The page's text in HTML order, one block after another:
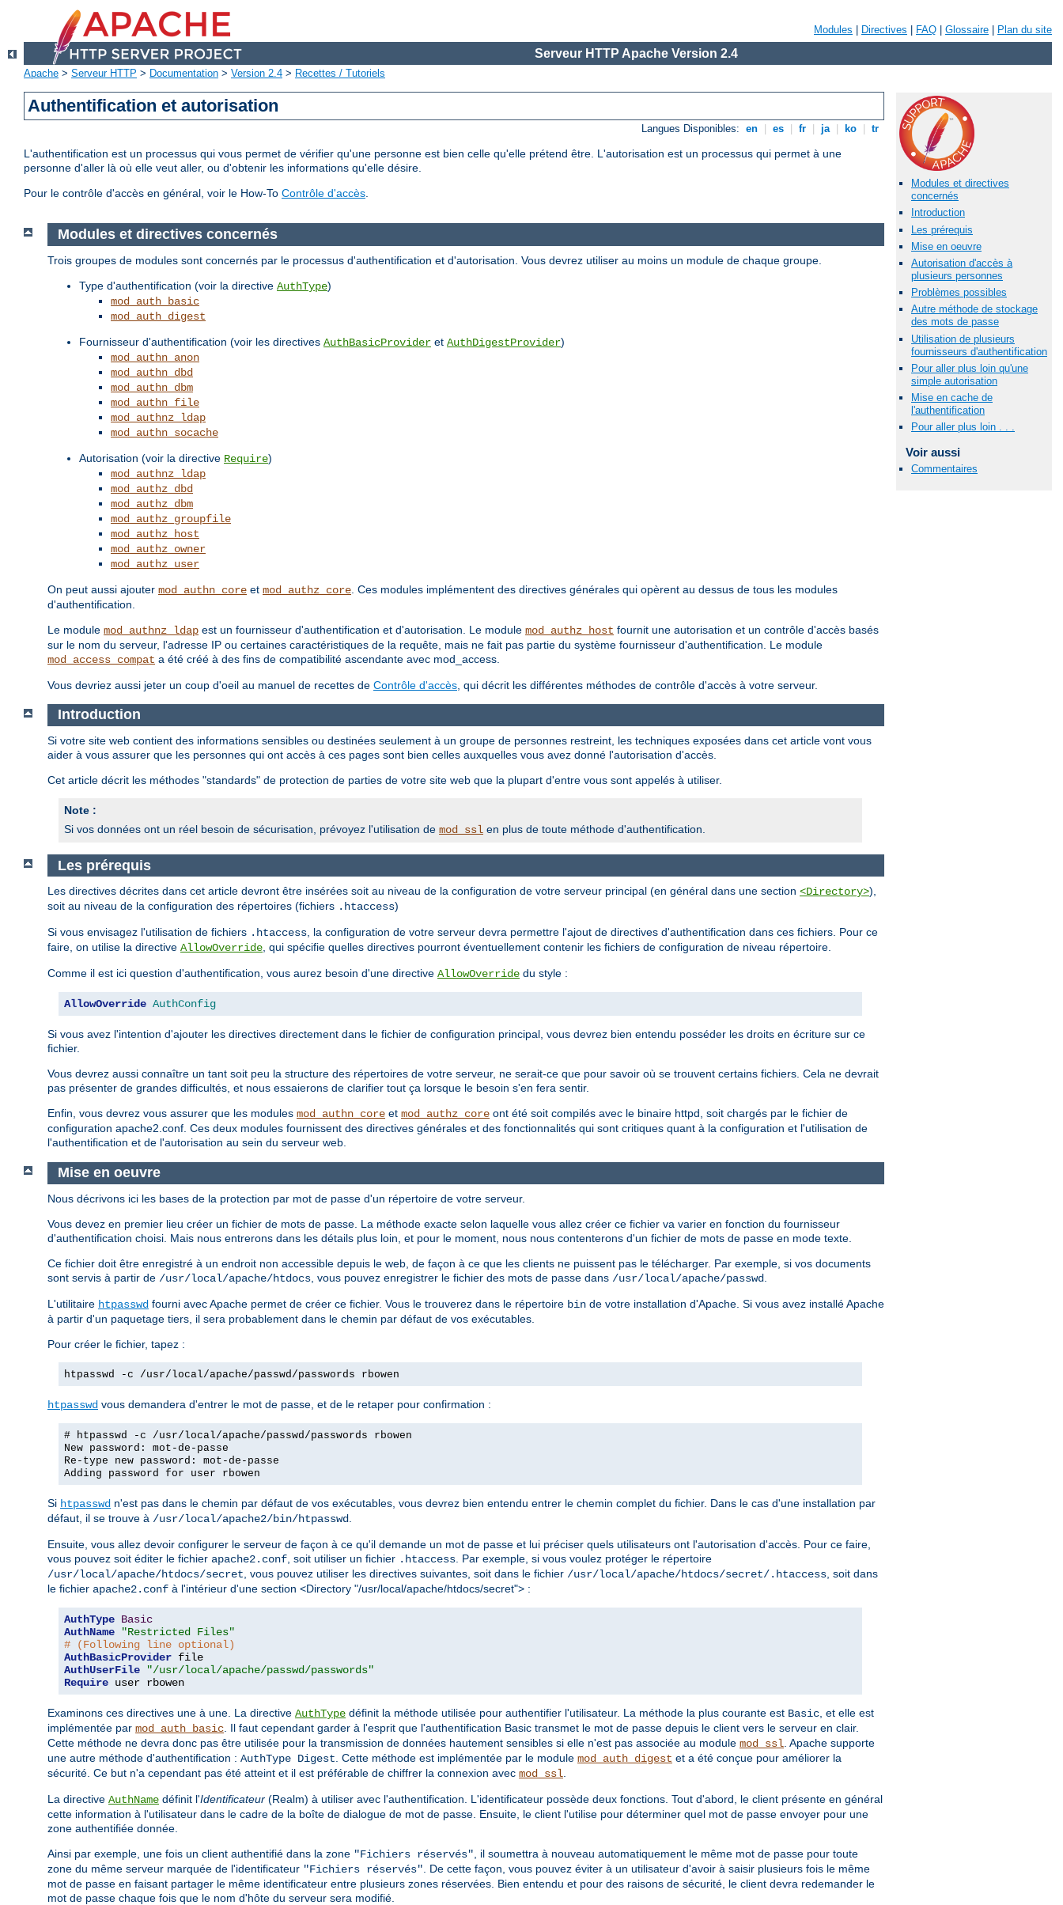
Modules Directives FAQ Glossaire Plan du site
Serveur HTTP Apache Version 2.4
Apache > Serveur HTTP > Documentation > Version 2.4 > Recettes / Tutoriels
Authentification et autorisation
Langues Disponibles: en es fr ja ko tr
L'authentification est un processus qui vous permet de vérifier qu'une personne est bien celle qu'elle prétend être. L'autorisation est un processus qui permet à une
personne d'aller là où elle veut aller, ou d'obtenir les informations qu'elle désire.
Pour le contrôle d'accès en général, voir le How-To Contrôle d'accès.
Modules et directives
concernés
Introduction
Les prérequis
Mise en oeuvre
Autorisation d'accès à
plusieurs personnes
Problèmes possibles
Autre méthode de stockage
des mots de passe
Utilisation de plusieurs
fournisseurs d'authentification
Pour aller plus loin qu'une
simple autorisation
Mise en cache de
l'authentification
Pour aller plus loin . . .
Voir aussi
Commentaires
Modules et directives concernés
Trois groupes de modules sont concernés par le processus d'authentification et d'autorisation. Vous devrez utiliser au moins un module de chaque groupe.
Type d'authentification (voir la directive AuthType)
mod_auth_basic
mod_auth_digest
Fournisseur d'authentification (voir les directives AuthBasicProvider et AuthDigestProvider)
mod_authn_anon
mod_authn_dbd
mod_authn_dbm
mod_authn_file
mod_authnz_ldap
mod_authn_socache
Autorisation (voir la directive Require)
mod_authnz_ldap
mod_authz_dbd
mod_authz_dbm
mod_authz_groupfile
mod_authz_host
mod_authz_owner
mod_authz_user
On peut aussi ajouter mod_authn_core et mod_authz_core . Ces modules implémentent des directives générales qui opèrent au dessus de tous les modules
d'authentification.
Le module mod_authnz_ldap est un fournisseur d'authentification et d'autorisation. Le module mod_authz_host fournit une autorisation et un contrôle d'accès basés
sur le nom du serveur, l'adresse IP ou certaines caractéristiques de la requête, mais ne fait pas partie du système fournisseur d'authentification. Le module
mod_access_compat a été créé à des fins de compatibilité ascendante avec mod_access.
Vous devriez aussi jeter un coup d'oeil au manuel de recettes de Contrôle d'accès , qui décrit les différentes méthodes de contrôle d'accès à votre serveur.
Introduction
Si votre site web contient des informations sensibles ou destinées seulement à un groupe de personnes restreint, les techniques exposées dans cet article vont vous
aider à vous assurer que les personnes qui ont accès à ces pages sont bien celles auxquelles vous avez donné l'autorisation d'accès.
Cet article décrit les méthodes "standards" de protection de parties de votre site web que la plupart d'entre vous sont appelés à utiliser.
Note :
Si vos données ont un réel besoin de sécurisation, prévoyez l'utilisation de mod_ssl en plus de toute méthode d'authentification.
Les prérequis
Les directives décrites dans cet article devront être insérées soit au niveau de la configuration de votre serveur principal (en général dans une section <Directory>),
soit au niveau de la configuration des répertoires (fichiers .htaccess)
Si vous envisagez l'utilisation de fichiers .htaccess, la configuration de votre serveur devra permettre l'ajout de directives d'authentification dans ces fichiers. Pour ce
faire, on utilise la directive AllowOverride, qui spécifie quelles directives pourront éventuellement contenir les fichiers de configuration de niveau répertoire.
Comme il est ici question d'authentification, vous aurez besoin d'une directive AllowOverride du style :
AllowOverride AuthConfig
Si vous avez l'intention d'ajouter les directives directement dans le fichier de configuration principal, vous devrez bien entendu posséder les droits en écriture sur ce
fichier.
Vous devrez aussi connaître un tant soit peu la structure des répertoires de votre serveur, ne serait-ce que pour savoir où se trouvent certains fichiers. Cela ne devrait
pas présenter de grandes difficultés, et nous essaierons de clarifier tout ça lorsque le besoin s'en fera sentir.
Enfin, vous devrez vous assurer que les modules mod_authn_core et mod_authz_core ont été soit compilés avec le binaire httpd, soit chargés par le fichier de
configuration apache2.conf. Ces deux modules fournissent des directives générales et des fonctionnalités qui sont critiques quant à la configuration et l'utilisation de
l'authentification et de l'autorisation au sein du serveur web.
Mise en oeuvre
Nous décrivons ici les bases de la protection par mot de passe d'un répertoire de votre serveur.
Vous devez en premier lieu créer un fichier de mots de passe. La méthode exacte selon laquelle vous allez créer ce fichier va varier en fonction du fournisseur
d'authentification choisi. Mais nous entrerons dans les détails plus loin, et pour le moment, nous nous contenterons d'un fichier de mots de passe en mode texte.
Ce fichier doit être enregistré à un endroit non accessible depuis le web, de façon à ce que les clients ne puissent pas le télécharger. Par exemple, si vos documents
sont servis à partir de /usr/local/apache/htdocs , vous pouvez enregistrer le fichier des mots de passe dans /usr/local/apache/passwd
L'utilitaire htpasswd fourni avec Apache permet de créer ce fichier. Vous le trouverez dans le répertoire bin de votre installation d'Apache. Si vous avez installé Apache
à partir d'un paquetage tiers, il sera probablement dans le chemin par défaut de vos exécutables.
Pour créer le fichier, tapez :
htpasswd -c /usr/local/apache/passwd/passwords rbowen
htpasswd vous demandera d'entrer le mot de passe, et de le retaper pour confirmation :
# htpasswd -c /usr/local/apache/passwd/passwords rbowen
New password: mot-de-passe
Re-type new password: mot-de-passe
Adding password for user rbowen
Si htpasswd n'est pas dans le chemin par défaut de vos exécutables, vous devrez bien entendu entrer le chemin complet du fichier. Dans le cas d'une installation par
défaut, il se trouve à /usr/local/apache2/bin/htpasswd
Ensuite, vous allez devoir configurer le serveur de façon à ce qu'il demande un mot de passe et lui préciser quels utilisateurs ont l'autorisation d'accès. Pour ce faire,
vous pouvez soit éditer le fichier apache2.conf , soit utiliser un fichier .htaccess . Par exemple, si vous voulez protéger le répertoire
/usr/local/apache/htdocs/secret , vous pouvez utiliser les directives suivantes, soit dans le fichier /usr/local/apache/htdocs/secret/.htaccess , soit dans
le fichier apache2.conf à l'intérieur d'une section <Directory "/usr/local/apache/htdocs/secret"> :
AuthType Basic
AuthName
"Restricted Files"
# (Following line optional)
AuthBasicProvider
AuthUserFile
"/usr/local/apache/passwd/passwords"
Require user rbowen
Examinons ces directives une à une. La directive AuthType définit la méthode utilisée pour authentifier l'utilisateur. La méthode la plus courante est Basic , et elle est
implémentée par mod_auth_basic . Il faut cependant garder à l'esprit que l'authentification Basic transmet le mot de passe depuis le client vers le serveur en clair.
Cette méthode ne devra donc pas être utilisée pour la transmission de données hautement sensibles si elle n'est pas associée au module mod_ssl . Apache supporte
une autre méthode d'authentification : AuthType Digest . Cette méthode est implémentée par le module mod_auth_digest et a été conçue pour améliorer la
sécurité. Ce but n'a cependant pas été atteint et il est préférable de chiffrer la connexion avec mod_ssl
La directive AuthName définit l'Identificateur (Realm) à utiliser avec l'authentification. L'identificateur possède deux fonctions. Tout d'abord, le client présente en général
cette information à l'utilisateur dans le cadre de la boîte de dialogue de mot de passe. Ensuite, le client l'utilise pour déterminer quel mot de passe envoyer pour une
zone authentifiée donnée.
Ainsi par exemple, une fois un client authentifié dans la zone "Fichiers réservés" , il soumettra à nouveau automatiquement le même mot de passe pour toute
zone du même serveur marquée de l'identificateur "Fichiers réservés" . De cette façon, vous pouvez éviter à un utilisateur d'avoir à saisir plusieurs fois le même
mot de passe en faisant partager le même identificateur entre plusieurs zones réservées. Bien entendu et pour des raisons de sécurité, le client devra redemander le
mot de passe chaque fois que le nom d'hôte du serveur sera modifié.